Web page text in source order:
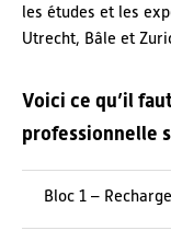
les études et les
Utrecht, Bâle et
Voici ce qu’il
professionnelle
Bloc 1 –